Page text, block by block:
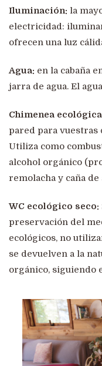
Iluminación: la
electricidad:
ofrecen una luz
Agua: en la cabaña
jarra de agua. El
Chimenea
pared para vuestras
Utiliza como
alcohol orgánico
remolacha y caña de
WC ecológico seco:
preservación del
ecológicos, no
se devuelven a la
orgánico, siguiendo